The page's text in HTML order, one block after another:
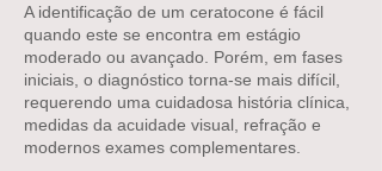
A identificação de um ceratocone é fácil
quando este se encontra em estágio
moderado ou avançado. Porém, em fases
iniciais, o diagnóstico torna-se mais difícil,
requerendo uma cuidadosa história clínica,
medidas da acuidade visual, refração e
modernos exames complementares.